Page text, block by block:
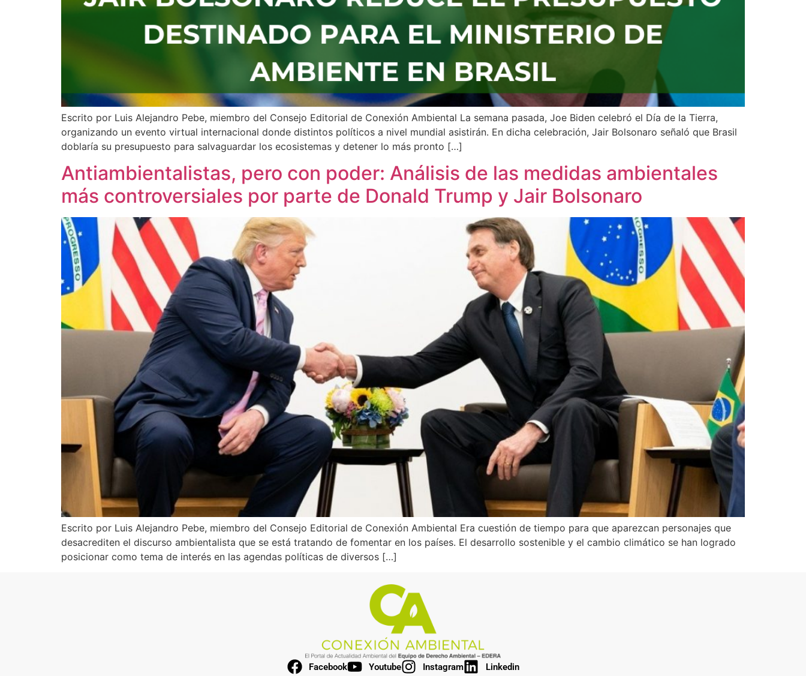
Escrito por Luis Alejandro Pebe, miembro del Consejo Editorial de Conexión Ambiental La semana pasada, Joe Biden celebró el Día de la Tierra,
organizando un evento virtual internacional donde distintos políticos a nivel mundial asistirán. En dicha celebración, Jair Bolsonaro señaló que Brasil
doblaría su presupuesto para salvaguardar los ecosistemas y detener lo más pronto […]
Antiambientalistas, pero con poder: Análisis de las medidas ambientales
más controversiales por parte de Donald Trump y Jair Bolsonaro
Escrito por Luis Alejandro Pebe, miembro del Consejo Editorial de Conexión Ambiental Era cuestión de tiempo para que aparezcan personajes que
desacrediten el discurso ambientalista que se está tratando de fomentar en los países. El desarrollo sostenible y el cambio climático se han logrado
posicionar como tema de interés en las agendas políticas de diversos […]
Facebook Youtube Instagram Linkedin